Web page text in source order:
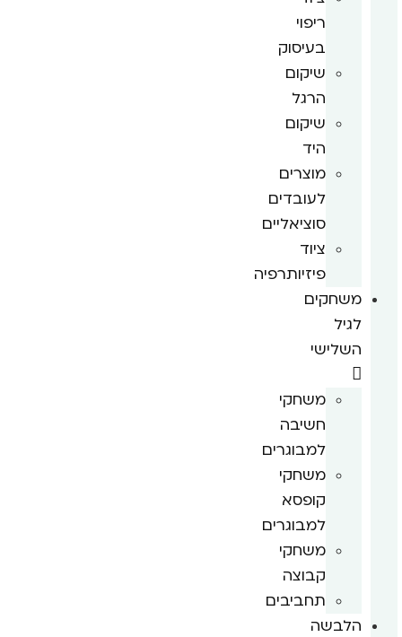
ריפוי
בעיסוק
שיקום
הרגל
שיקום
היד
מוצרים
לעובדים
סוציאליים
ציוד
פיזיותרפיה
משחקים
לגיל
השלישי
משחקי
חשיבה
למבוגרים
משחקי
קופסא
למבוגרים
משחקי
קבוצה
תחביבים
הלבשה